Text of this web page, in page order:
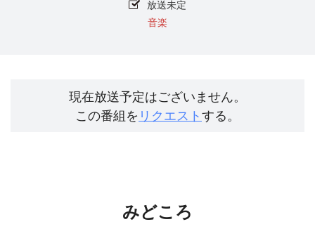
放送未定
音楽
現在放送予定はございません。
この番組を リクエストする。
みどころ